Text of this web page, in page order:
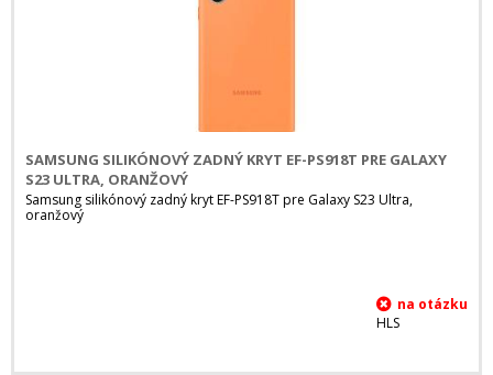
SAMSUNG SILIKÓNOVÝ ZADNÝ KRYT EF-PS918T PRE GALAXY
S23 ULTRA, ORANŽOVÝ
Samsung silikónový zadný kryt EF-PS918T pre Galaxy S23 Ultra,
oranžový
HLS